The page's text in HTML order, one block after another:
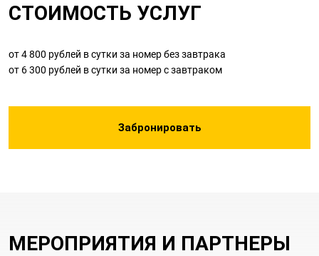
СТОИМОСТЬ УСЛУГ
от 4 800 рублей в сутки за номер без завтрака
от 6 300 рублей в сутки за номер с завтраком
Забронировать
МЕРОПРИЯТИЯ И ПАРТНЕРЫ